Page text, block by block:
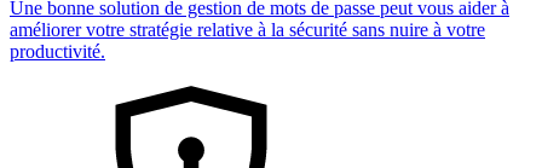
Une bonne solution de gestion de mots de passe peut vous aider à
améliorer votre stratégie relative à la sécurité sans nuire à votre
productivité.